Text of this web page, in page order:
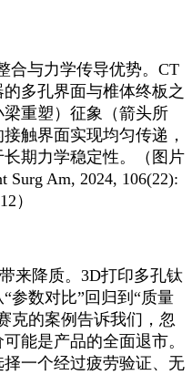
合与力学传导优势。CT
多孔界面与椎体终板之
重塑）征象（箭头所
触界面实现均匀传递，
期力学稳定性。（图片
Surg Am, 2024, 106(22):
）
降质。3D打印多孔钛
参数对比”回归到“质量
克的案例告诉我们，忽
能是产品的全面退市。
一个经过疲劳验证、无